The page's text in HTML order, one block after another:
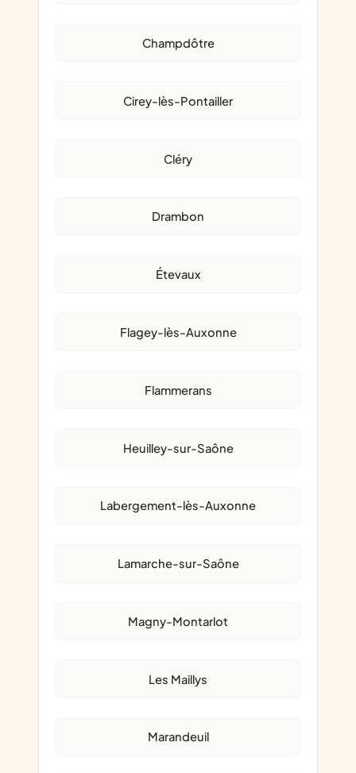
Champdôtre
Cirey-lès-Pontailler
Cléry
Drambon
Étevaux
Flagey-lès-Auxonne
Flammerans
Heuilley-sur-Saône
Labergement-lès-Auxonne
Lamarche-sur-Saône
Magny-Montarlot
Les Maillys
Marandeuil